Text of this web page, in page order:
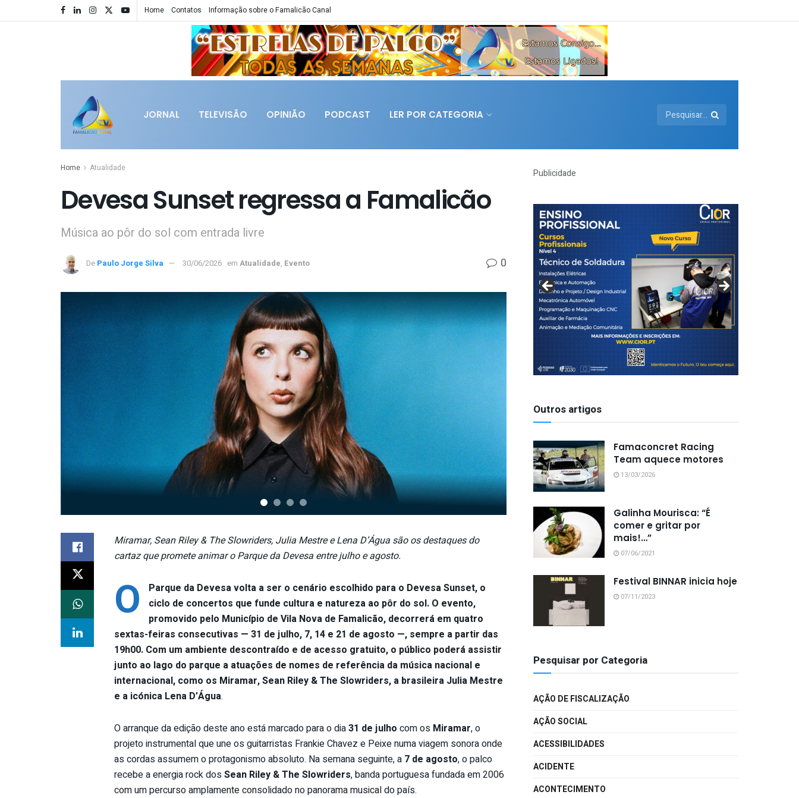
Home Contatos Informação sobre o Famalicão Canal
JORNAL TELEVISÃO OPINIÃO PODCAST LER POR CATEGORIA
Home Atualidade
Devesa Sunset regressa a Famalicão
Música ao pôr do sol com entrada livre
De Paulo Jorge Silva 30/06/2026 em Atualidade, Evento 0
Miramar, Sean Riley & The Slowriders, Julia Mestre e Lena D’Água são os destaques do
cartaz que promete animar o Parque da Devesa entre julho e agosto.
O
Parque da Devesa volta a ser o cenário escolhido para o Devesa Sunset, o
ciclo de concertos que funde cultura e natureza ao pôr do sol. O evento,
promovido pelo Município de Vila Nova de Famalicão, decorrerá em quatro
sextas-feiras consecutivas — 31 de julho, 7, 14 e 21 de agosto —, sempre a partir das
19h00. Com um ambiente descontraído e de acesso gratuito, o público poderá assistir
junto ao lago do parque a atuações de nomes de referência da música nacional e
internacional, como os Miramar, Sean Riley & The Slowriders, a brasileira Julia Mestre
e a icónica Lena D’Água.
O arranque da edição deste ano está marcado para o dia31 de julho com os Miramar, o
projeto instrumental que une os guitarristas Frankie Chavez e Peixe numa viagem sonora onde
as cordas assumem o protagonismo absoluto. Na semana seguinte, a 7 de agosto, o palco
recebe a energia rock dosSean Riley & The Slowriders, banda portuguesa fundada em 2006
com um percurso amplamente consolidado no panorama musical do país.
Publicidade
Outros artigos
Famaconcret Racing
Team aquece motores
13/03/2026
Galinha Mourisca: “É
comer e gritar por
mais!…”
07/06/2021
Festival BINNAR inicia hoje
07/11/2023
Pesquisar por Categoria
AÇÃO DE FISCALIZAÇÃO
AÇÃO SOCIAL
ACESSIBILIDADES
ACIDENTE
ACONTECIMENTO